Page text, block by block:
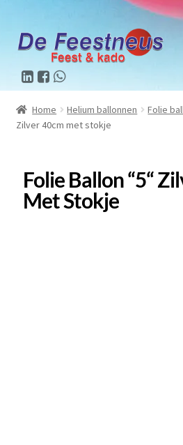
Home Helium ballonnen Folie
Zilver 40cm met stokje
Folie Ballon “5“
Met Stokje